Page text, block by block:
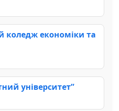
коледж економіки та
університет”